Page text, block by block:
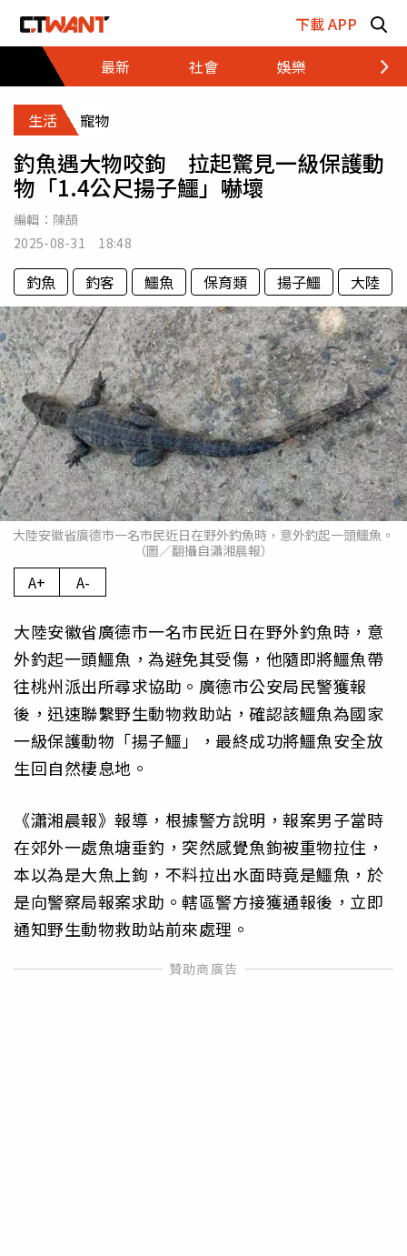
下載 APP
最新
社會 娛樂 財經
生活 寵物
釣魚遇大物咬鉤 拉起驚見一級保護動
物「1.4公尺揚子鱷」嚇壞
編輯： 陳頡
2025-08-31 18:48
釣魚 釣客 鱷魚 保育類 揚子鱷 大陸
大陸安徽省廣德市一名市民近日在野外釣魚時，意外釣起一頭鱷魚。
（圖／翻攝自瀟湘晨報）
A+ A-
大陸安徽省廣德市一名市民近日在野外釣魚時，意
外釣起一頭鱷魚，為避免其受傷，他隨即將鱷魚帶
往桃州派出所尋求協助。廣德市公安局民警獲報
後，迅速聯繫野生動物救助站，確認該鱷魚為國家
一級保護動物「揚子鱷」，最終成功將鱷魚安全放
生回自然棲息地。
《瀟湘晨報》報導，根據警方說明，報案男子當時
在郊外一處魚塘垂釣，突然感覺魚鉤被重物拉住，
本以為是大魚上鉤，不料拉出水面時竟是鱷魚，於
是向警察局報案求助。轄區警方接獲通報後，立即
通知野生動物救助站前來處理。